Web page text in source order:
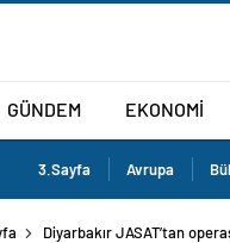
GÜNDEM EKONOMİ
3.Sayfa Avrupa
Diyarbakır JASAT’tan